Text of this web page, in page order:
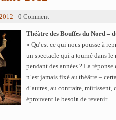
- 0 Comment
Théâtre des Bouffes du Nord –
« Qu’est ce qui nous pousse à
un spectacle qui a tourné dans le
pendant des années ? La réponse
n’est jamais fixé au théâtre –
d’autres, au contraire, mûrissent,
éprouvent le besoin de revenir.